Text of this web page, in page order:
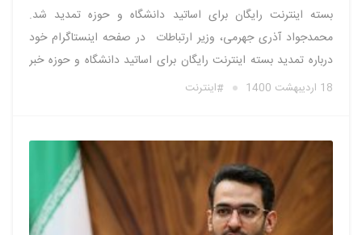
بسته اینترنت رایگان برای اساتید دانشگاه و حوزه تمدید شد.
محمدجواد آذری جهرمی، وزیر ارتباطات در صفحه اینستاگرام خود
درباره تمدید بسته اینترنت رایگان برای اساتید دانشگاه و حوزه خبر
داد. به گزارش وبنا، وزیر ارتباطات در این رابطه نوشت: بنابر
18 اردیبهشت 1400 اینترنت